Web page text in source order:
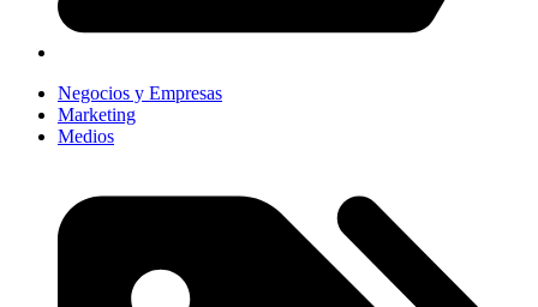
Negocios y Empresas
Marketing
Medios